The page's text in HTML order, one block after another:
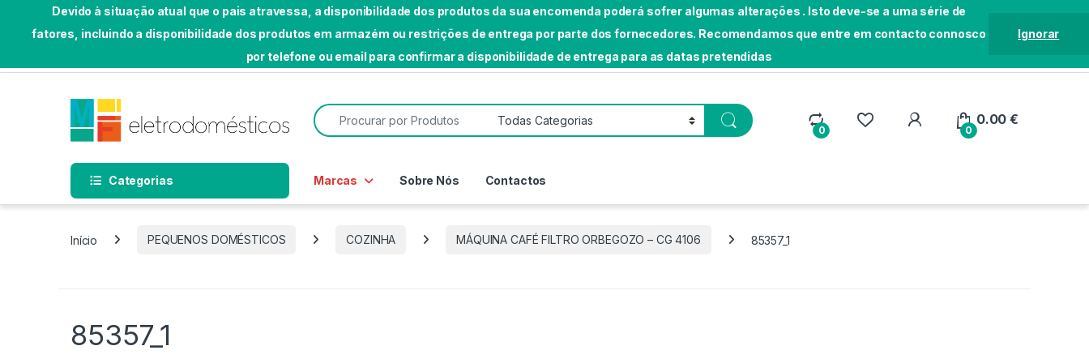
Devido à situação atual que o pais atravessa, a disponibilidade dos produtos da sua encomenda poderá sofrer algumas alterações . Isto deve-se a uma série de
fatores, incluindo a disponibilidade dos produtos em armazém ou restrições de entrega por parte dos fornecedores. Recomendamos que entre em contacto connosco
por telefone ou email para confirmar a disponibilidade de entrega para as datas pretendidas
Ignorar
Search for:
0 0
0.00€
Categorias Marcas Sobre Nós Contactos
Início PEQUENOS DOMÉSTICOS COZINHA MÁQUINA CAFÉ FILTRO ORBEGOZO – CG 4106 85357_1
85357_1